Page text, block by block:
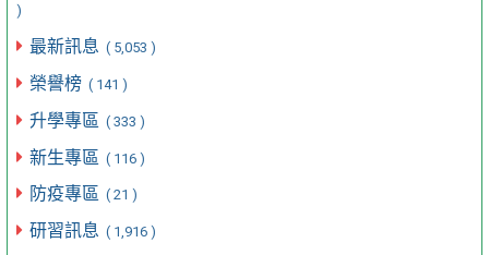
)
最新訊息 ( 5,053 )
榮譽榜 ( 141 )
升學專區 ( 333 )
新生專區 ( 116 )
防疫專區 ( 21 )
研習訊息 ( 1,916 )